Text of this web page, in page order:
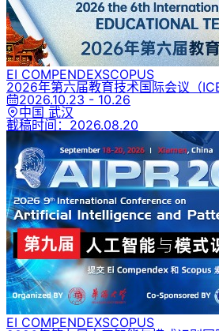
EI COMPENDEXSCOPUS
2026年第六届教育技术国际会议 （
2026.10.23 - 10.26
中国 武汉
截稿时间： 2026.08.20
EI COMPENDEXSCOPUS